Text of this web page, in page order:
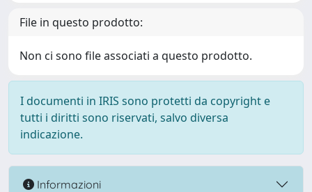
File in questo prodotto:
Non ci sono file associati a questo prodotto.
I documenti in IRIS sono protetti da copyright e
tutti i diritti sono riservati, salvo diversa
indicazione.
Informazioni